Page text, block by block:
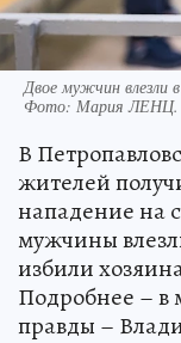
Двое мужчин влезли
Фото: Мария ЛЕНЦ.
В
жителей
нападение на
мужчины
избили
Подробнее – в
правды –